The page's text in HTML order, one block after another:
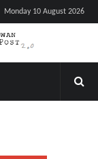
Monday 10 August 2026